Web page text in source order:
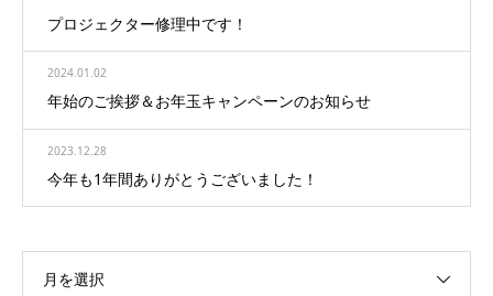
プロジェクター修理中です！
2024.01.02
年始のご挨拶＆お年玉キャンペーンのお知らせ
2023.12.28
今年も1年間ありがとうございました！
月を選択